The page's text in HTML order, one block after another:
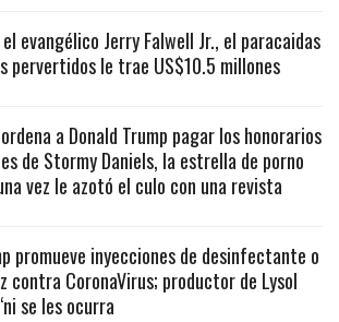
evangélico Jerry Falwell Jr., el paracaidas
pervertidos le trae US$10.5 millones
a Donald Trump pagar los honorarios
de Stormy Daniels, la estrella de porno
vez le azotó el culo con una revista
promueve inyecciones de desinfectante o
contra CoronaVirus; productor de Lysol
se les ocurra